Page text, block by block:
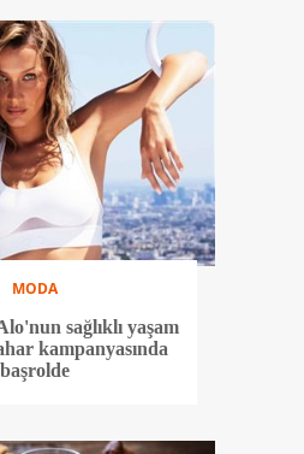
MODA
sağlıklı yaşam
kampanyasında
başrolde